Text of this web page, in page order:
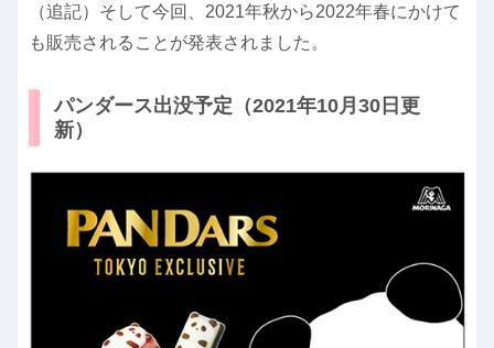
（追記）そして今回、2021年秋から2022年春にかけて
も販売されることが発表されました。
パンダース出没予定（2021年10月30日更
新）